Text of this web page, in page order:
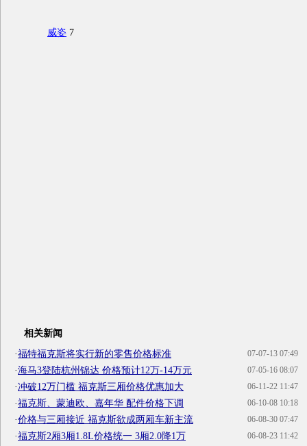
威姿 7
相关新闻
07-07-13 07:49
·福特福克斯将实行新的零售价格标准
07-05-16 08:07
·海马3登陆杭州锦达 价格预计12万-14万元
06-11-22 11:47
·冲破12万门槛 福克斯三厢价格优惠加大
06-10-08 10:18
·福克斯、蒙迪欧、嘉年华 配件价格下调
06-08-30 07:47
·价格与三厢接近 福克斯欲成两厢车新主流
06-08-23 11:42
·福克斯2厢3厢1.8L价格统一 3厢2.0降1万